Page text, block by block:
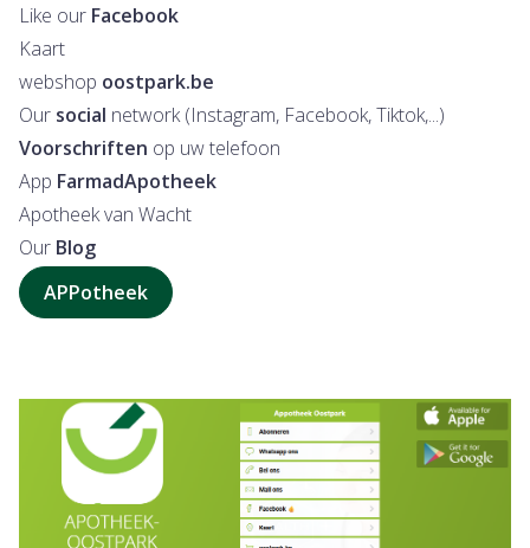
Like our Facebook
Kaart
webshop oostpark.be
Our social network (Instagram, Facebook, Tiktok,...)
Voorschriften op uw telefoon
App FarmadApotheek
Apotheek van Wacht
Our Blog
APPotheek